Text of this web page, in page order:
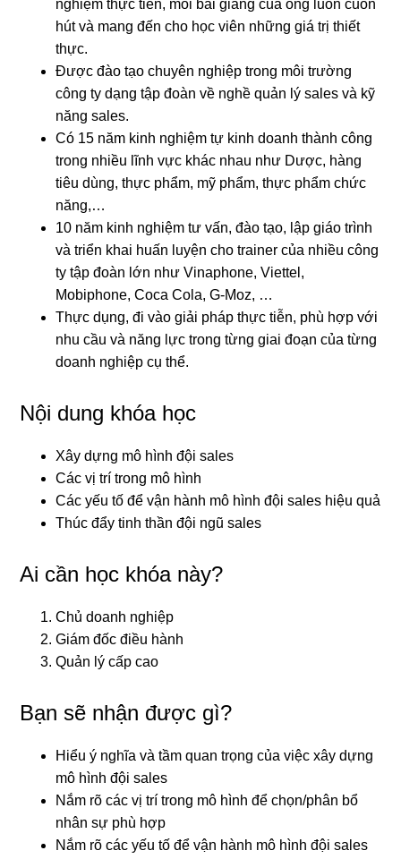
nghiệm thực tiễn, mỗi bài giảng của ông luôn cuốn
hút và mang đến cho học viên những giá trị thiết
thực.
Được đào tạo chuyên nghiệp trong môi trường
công ty dạng tập đoàn về nghề quản lý sales và kỹ
năng sales.
Có 15 năm kinh nghiệm tự kinh doanh thành công
trong nhiều lĩnh vực khác nhau như Dược, hàng
tiêu dùng, thực phẩm, mỹ phẩm, thực phẩm chức
năng,…
10 năm kinh nghiệm tư vấn, đào tạo, lập giáo trình
và triển khai huấn luyện cho trainer của nhiều công
ty tập đoàn lớn như Vinaphone, Viettel,
Mobiphone, Coca Cola, G-Moz, …
Thực dụng, đi vào giải pháp thực tiễn, phù hợp với
nhu cầu và năng lực trong từng giai đoạn của từng
doanh nghiệp cụ thể.
Nội dung khóa học
Xây dựng mô hình đội sales
Các vị trí trong mô hình
Các yếu tố để vận hành mô hình đội sales hiệu quả
Thúc đẩy tinh thần đội ngũ sales
Ai cần học khóa này?
Chủ doanh nghiệp
Giám đốc điều hành
Quản lý cấp cao
Bạn sẽ nhận được gì?
Hiểu ý nghĩa và tầm quan trọng của việc xây dựng
mô hình đội sales
Nắm rõ các vị trí trong mô hình để chọn/phân bổ
nhân sự phù hợp
Nắm rõ các yếu tố để vận hành mô hình đội sales